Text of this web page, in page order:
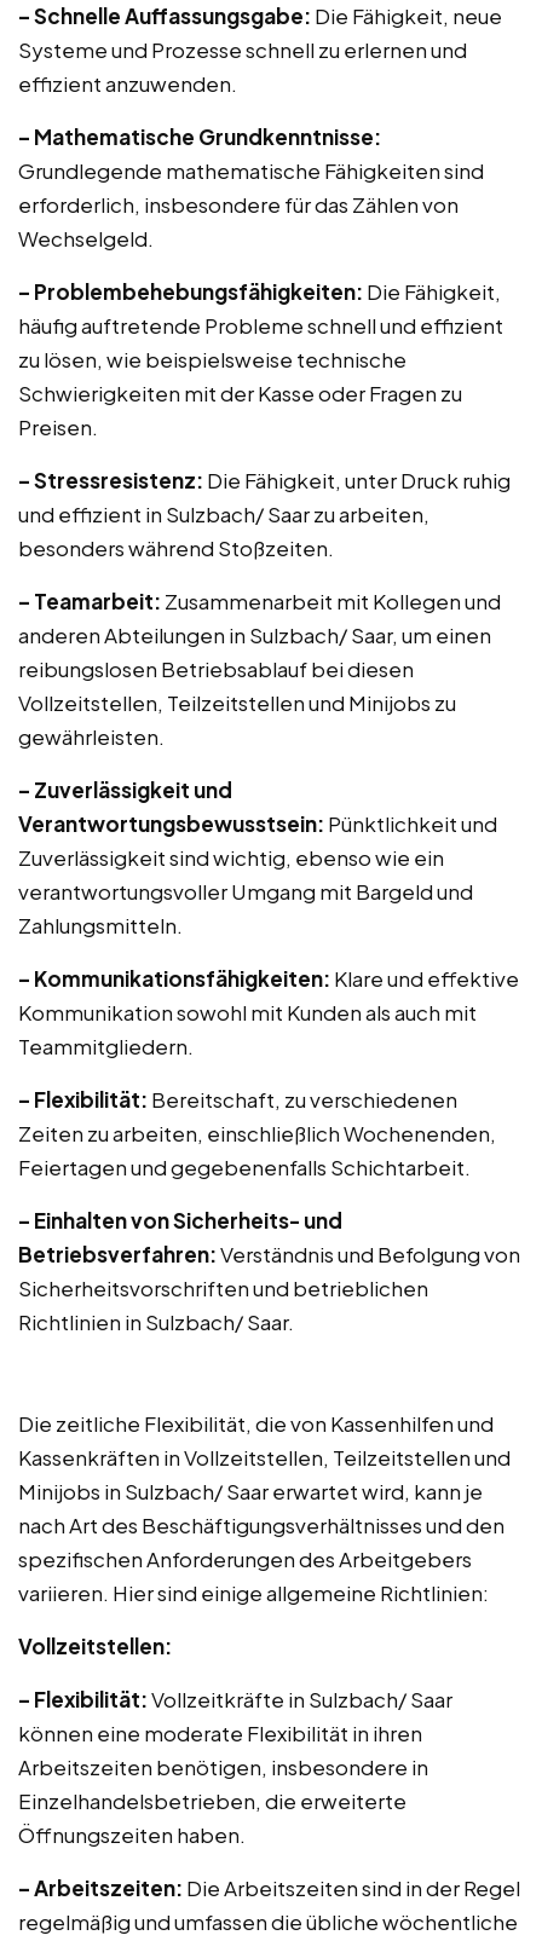
– Schnelle Auffassungsgabe: Die Fähigkeit, neue
Systeme und Prozesse schnell zu erlernen und
effizient anzuwenden.
– Mathematische Grundkenntnisse:
Grundlegende mathematische Fähigkeiten sind
erforderlich, insbesondere für das Zählen von
Wechselgeld.
– Problembehebungsfähigkeiten: Die Fähigkeit,
häufig auftretende Probleme schnell und effizient
zu lösen, wie beispielsweise technische
Schwierigkeiten mit der Kasse oder Fragen zu
Preisen.
– Stressresistenz: Die Fähigkeit, unter Druck ruhig
und effizient in Sulzbach/ Saar zu arbeiten,
besonders während Stoßzeiten.
– Teamarbeit: Zusammenarbeit mit Kollegen und
anderen Abteilungen in Sulzbach/ Saar, um einen
reibungslosen Betriebsablauf bei diesen
Vollzeitstellen, Teilzeitstellen und Minijobs zu
gewährleisten.
– Zuverlässigkeit und
Verantwortungsbewusstsein: Pünktlichkeit und
Zuverlässigkeit sind wichtig, ebenso wie ein
verantwortungsvoller Umgang mit Bargeld und
Zahlungsmitteln.
– Kommunikationsfähigkeiten: Klare und effektive
Kommunikation sowohl mit Kunden als auch mit
Teammitgliedern.
– Flexibilität: Bereitschaft, zu verschiedenen
Zeiten zu arbeiten, einschließlich Wochenenden,
Feiertagen und gegebenenfalls Schichtarbeit.
– Einhalten von Sicherheits- und
Betriebsverfahren:Verständnis und Befolgung von
Sicherheitsvorschriften und betrieblichen
Richtlinien in Sulzbach/ Saar.
Die zeitliche Flexibilität, die von Kassenhilfen und
Kassenkräften in Vollzeitstellen, Teilzeitstellen und
Minijobs in Sulzbach/ Saar erwartet wird, kann je
nach Art des Beschäftigungsverhältnisses und den
spezifischen Anforderungen des Arbeitgebers
variieren. Hier sind einige allgemeine Richtlinien:
Vollzeitstellen:
– Flexibilität:Vollzeitkräfte in Sulzbach/ Saar
können eine moderate Flexibilität in ihren
Arbeitszeiten benötigen, insbesondere in
Einzelhandelsbetrieben, die erweiterte
Öffnungszeiten haben.
– Arbeitszeiten: Die Arbeitszeiten sind in der Regel
regelmäßig und umfassen die übliche wöchentliche